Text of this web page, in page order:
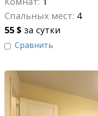
Спальных мест: 4
55 $ за сутки
Сравнить